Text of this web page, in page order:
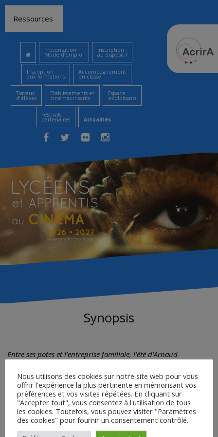
contenu
Ressources
Présentation
Mode d’emploi
Inscription
au dispositif
Inscription
aux formations
Accompagnement
en classe
Travaux
d’élèves
Etablissements et
cinémas inscrits
Espace
exploitants
Festivals
partenaires Actualités
Synopsis
Entre ses potes et l’entreprise familiale, l’été d’Arnaud
Tranquille jusqu’à sa rencontre avec Madeleine, aussi belle que
cassante, bloc de muscles tendus et de prophéties
catastrophiques. Il ne s’attend à rien ; elle se prépare au pire.
Jusqu’où la suivre alors qu’elle ne lui a rien demandé ?
C’est une histoire d’amour. Ou une histoire de survie. Ou les
deux.
Nous utilisons des cookies sur notre site web pour vous
offrir l'expérience la plus pertinente en mémorisant vos
préférences et vos visites répétées. En cliquant sur
"Accepter tout", vous consentez à l'utilisation de tous
les cookies. Toutefois, vous pouvez visiter "Paramètres
des cookies" pour fournir un consentement contrôlé.